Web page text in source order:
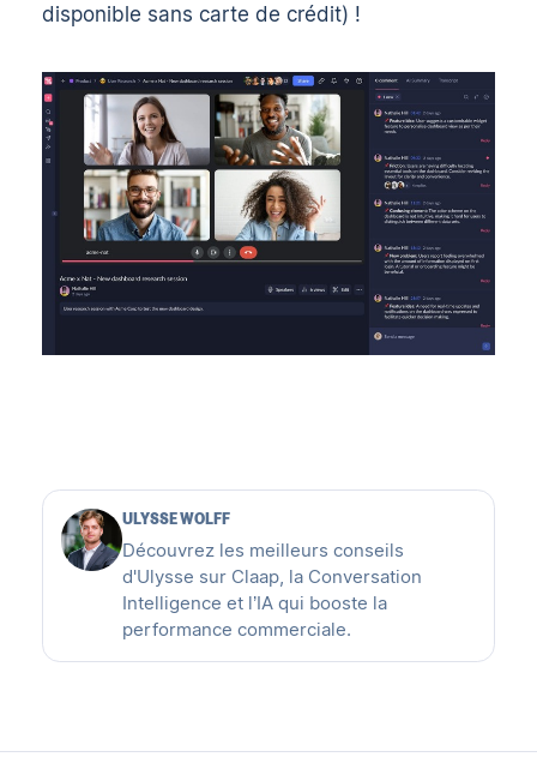
disponible sans carte de crédit) !
ULYSSE WOLFF
Découvrez les meilleurs conseils
d'Ulysse sur Claap, la Conversation
Intelligence et l’IA qui booste la
performance commerciale.